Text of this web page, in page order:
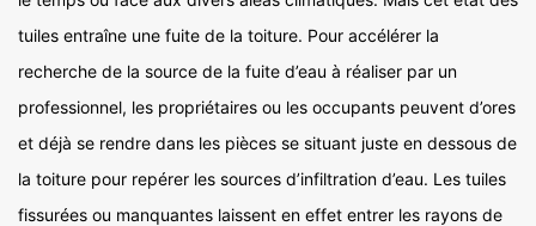
tuiles entraîne une fuite de la toiture. Pour accélérer la
recherche de la source de la fuite d’eau à réaliser par un
professionnel, les propriétaires ou les occupants peuvent d’ores
et déjà se rendre dans les pièces se situant juste en dessous de
la toiture pour repérer les sources d’infiltration d’eau. Les tuiles
fissurées ou manquantes laissent en effet entrer les rayons de